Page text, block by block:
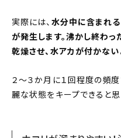
実際には、 水分中に含まれ
が発生します。沸かし終わ
乾燥させ、水アカが付かない
２～３か月に１回程度の頻
麗な状態をキープできると思